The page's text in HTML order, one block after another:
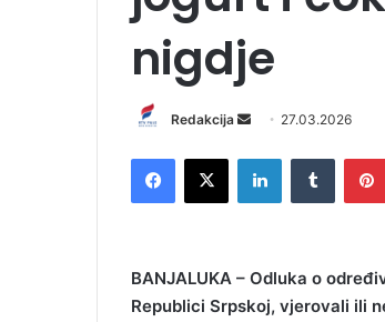
nigdje
Redakcija
n
d
e
m
27.03.2026
BANJALUKA – Odluka o
Republici Srpskoj, vjerovali ili